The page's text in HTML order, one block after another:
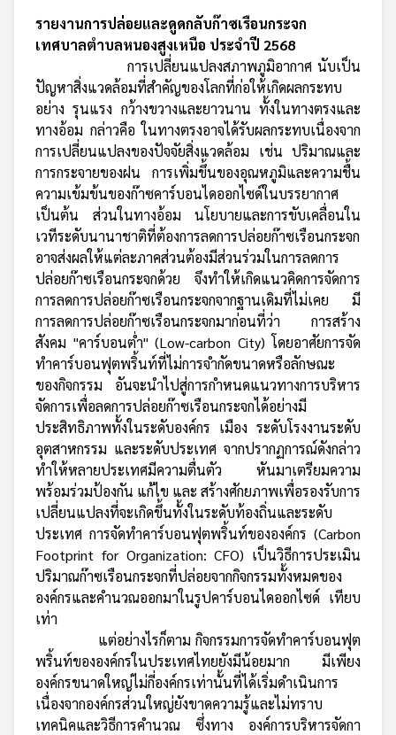
รายงานการปล่อยและดูดกลับก๊าซเรือนกระจก
เทศบาลตำบลหนองสูงเหนือ ประจำปี 2568
การเปลี่ยนแปลงสภาพภูมิอากาศ นับเป็น
ปัญหาสิ่งแวดล้อมที่สำคัญของโลกที่ก่อให้เกิดผลกระทบ
อย่าง รุนแรง กว้างขวางและยาวนาน ทั้งในทางตรงและ
ทางอ้อม กล่าวคือ ในทางตรงอาจได้รับผลกระทบเนื่องจาก
การเปลี่ยนแปลงของปัจจัยสิ่งแวดล้อม เช่น ปริมาณและ
การกระจายของฝน การเพิ่มขึ้นของอุณหภูมิและความชื้น
ความเข้มข้นของก๊าซคาร์บอนไดออกไซด์ในบรรยากาศ
เป็นต้น ส่วนในทางอ้อม นโยบายและการขับเคลื่อนใน
เวทีระดับนานาชาติที่ต้องการลดการปล่อยก๊าซเรือนกระจก
อาจส่งผลให้แต่ละภาคส่วนต้องมีส่วนร่วมในการลดการ
ปล่อยก๊าซเรือนกระจกด้วย จึงทำให้เกิดแนวคิดการจัดการ
การลดการปล่อยก๊าซเรือนกระจกจากฐานเดิมที่ไม่เคย มี
การลดการปล่อยก๊าซเรือนกระจกมาก่อนที่ว่า การสร้าง
สังคม "คาร์บอนต่ำ" (Low-carbon City) โดยอาศัยการจัด
ทำคาร์บอนฟุตพริ้นท์ที่ไม่การจำกัดขนาดหรือลักษณะ
ของกิจกรรม อันจะนำไปสู่การกำหนดแนวทางการบริหาร
จัดการเพื่อลดการปล่อยก๊าซเรือนกระจกได้อย่างมี
ประสิทธิภาพทั้งในระดับองค์กร เมือง ระดับโรงงานระดับ
อุตสาหกรรม และระดับประเทศ จากปรากฏการณ์ดังกล่าว
ทำให้หลายประเทศมีความตื่นตัว หันมาเตรียมความ
พร้อมร่วมป้องกัน แก้ไข และ สร้างศักยภาพเพื่อรองรับการ
เปลี่ยนแปลงที่จะเกิดขึ้นทั้งในระดับท้องถิ่นและระดับ
ประเทศ การจัดทำคาร์บอนฟุตพริ้นท์ขององค์กร (Carbon
Footprint for Organization: CFO) เป็นวิธีการประเมิน
ปริมาณก๊าซเรือนกระจกที่ปล่อยจากกิจกรรมทั้งหมดของ
องค์กรและคำนวณออกมาในรูปคาร์บอนไดออกไซด์ เทียบ
เท่า
แต่อย่างไรก็ตาม กิจกรรมการจัดทำคาร์บอนฟุต
พริ้นท์ขององค์กรในประเทศไทยยังมีน้อยมาก มีเพียง
องค์กรขนาดใหญ่ไม่กี่องค์กรเท่านั้นที่ได้เริ่มดำเนินการ
เนื่องจากองค์กรส่วนใหญ่ยังขาดความรู้และไม่ทราบ
เทคนิคและวิธีการคำนวณ ซึ่งทาง องค์การบริหารจัดกา